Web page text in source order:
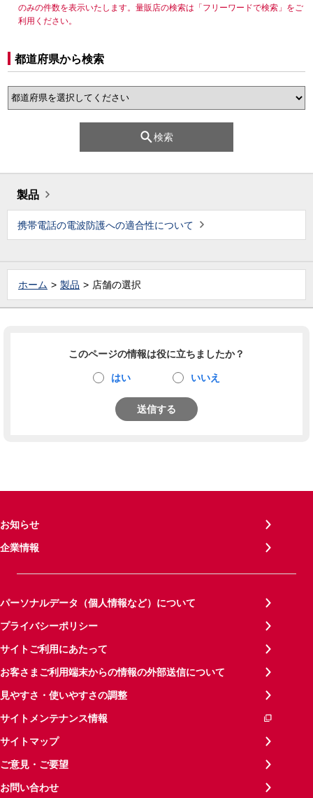
のみの件数を表示いたします。量販店の検索は「フリーワードで検索」をご
利用ください。
都道府県から検索
検索
製品
携帯電話の電波防護への適合性について
ホーム 製品 店舗の選択
このページの情報は役に立ちましたか？
はい いいえ
送信する
お知らせ
企業情報
パーソナルデータ（個人情報など）について
プライバシーポリシー
サイトご利用にあたって
お客さまご利用端末からの情報の外部送信について
見やすさ・使いやすさの調整
サイトメンテナンス情報
サイトマップ
ご意見・ご要望
お問い合わせ